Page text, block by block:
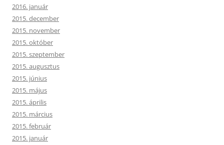
2016. január
2015. december
2015. november
2015. október
2015. szeptember
2015. augusztus
2015. június
2015. május
2015. április
2015. március
2015. február
2015. január